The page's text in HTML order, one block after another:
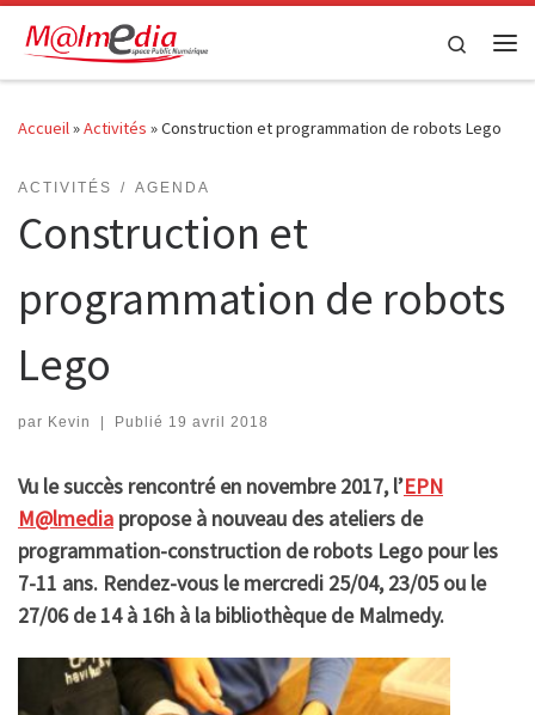
Passer au contenu
Search
Accueil»Activités »Construction et programmation de robots Lego
ACTIVITÉS AGENDA
Construction et
programmation de robots
Lego
par Kevin | Publié 19 avril 2018
Vu le succès rencontré en novembre 2017, l’EPN
M@lmedia propose à nouveau des ateliers de
programmation-construction de robots Lego pour les
7-11 ans. Rendez-vous le mercredi 25/04, 23/05 ou le
27/06 de 14 à 16h à la bibliothèque de Malmedy.